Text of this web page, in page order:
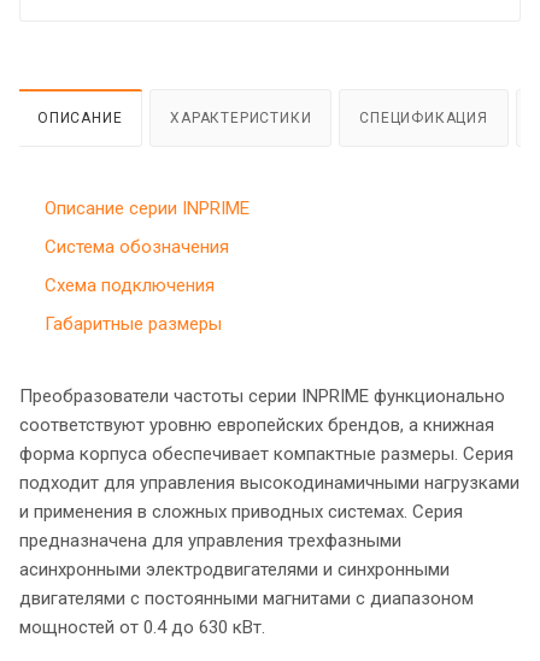
ОПИСАНИЕ ХАРАКТЕРИСТИКИ СПЕЦИФИКАЦИЯ
Описание серии INPRIME
Система обозначения
Схема подключения
Габаритные размеры
Преобразователи частоты серии INPRIME функционально
соответствуют уровню европейских брендов, а книжная
форма корпуса обеспечивает компактные размеры. Серия
подходит для управления высокодинамичными нагрузками
и применения в сложных приводных системах. Серия
предназначена для управления трехфазными
асинхронными электродвигателями и синхронными
двигателями с постоянными магнитами с диапазоном
мощностей от 0.4 до 630 кВт.